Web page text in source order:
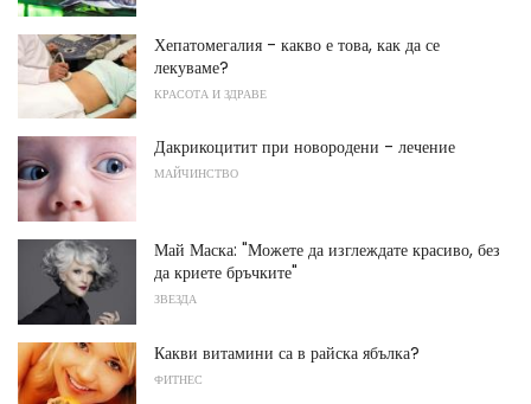
Хепатомегалия - какво е това, как да се
лекуваме?
КРАСОТА И ЗДРАВЕ
Дакрикоцитит при новородени - лечение
МАЙЧИНСТВО
Май Маска: "Можете да изглеждате красиво, без
да криете бръчките"
ЗВЕЗДА
Какви витамини са в райска ябълка?
ФИТНЕС